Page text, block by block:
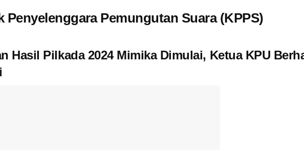
Penyelenggara Pemungutan Suara (KPPS)
Hasil Pilkada 2024 Mimika Dimulai, Ketua KPU